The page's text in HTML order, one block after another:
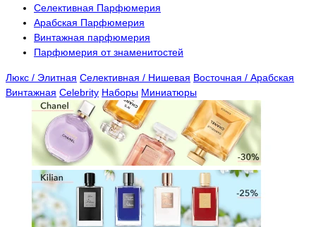
Селективная Парфюмерия
Арабская Парфюмерия
Винтажная парфюмерия
Парфюмерия от знаменитостей
Люкс / Элитная Селективная / Нишевая Восточная / Арабская
Винтажная Celebrity Наборы Миниатюры